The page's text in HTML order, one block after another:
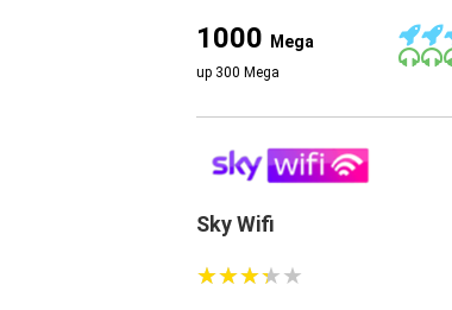
1000 Mega
up 300 Mega
Sky Wifi
★★★★★
★★★★★